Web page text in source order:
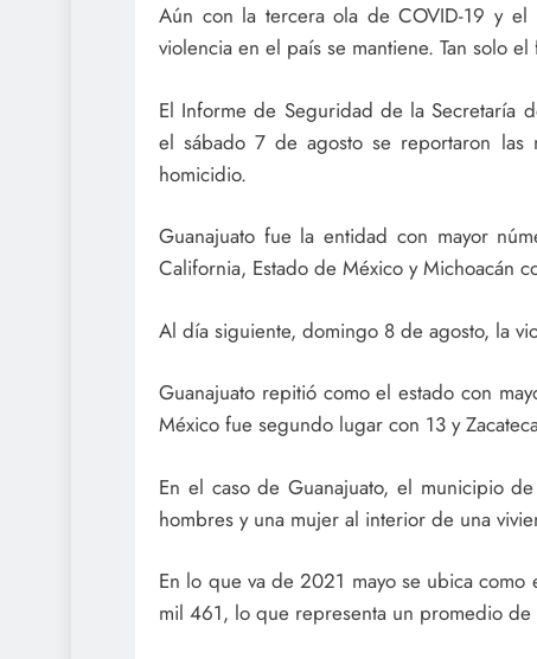
Aún con la tercera ola de COVID-19 y el
violencia en el país se mantiene. Tan solo
El Informe de Seguridad de la Secretaría
el sábado 7 de agosto se reportaron
homicidio.
Guanajuato fue la entidad con mayor
California, Estado de México y Michoacán
Al día siguiente, domingo 8 de agosto, la
Guanajuato repitió como el estado con
México fue segundo lugar con 13 y
En el caso de Guanajuato, el municipio
hombres y una mujer al interior de una
En lo que va de 2021 mayo se ubica
mil 461, lo que representa un promedio de